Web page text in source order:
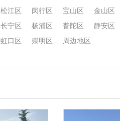
松江区
闵行区 宝山区
金山区
长宁区
杨浦区 普陀区
静安区
虹口区
崇明区 周边地区